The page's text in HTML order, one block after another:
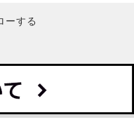
ーする